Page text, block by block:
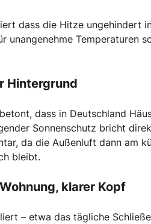
dass die Hitze ungehindert
unangenehme Temperaturen
Hintergrund
dass in Deutschland
Sonnenschutz bricht
da die Außenluft dann am
bleibt.
klarer Kopf
– etwa das tägliche